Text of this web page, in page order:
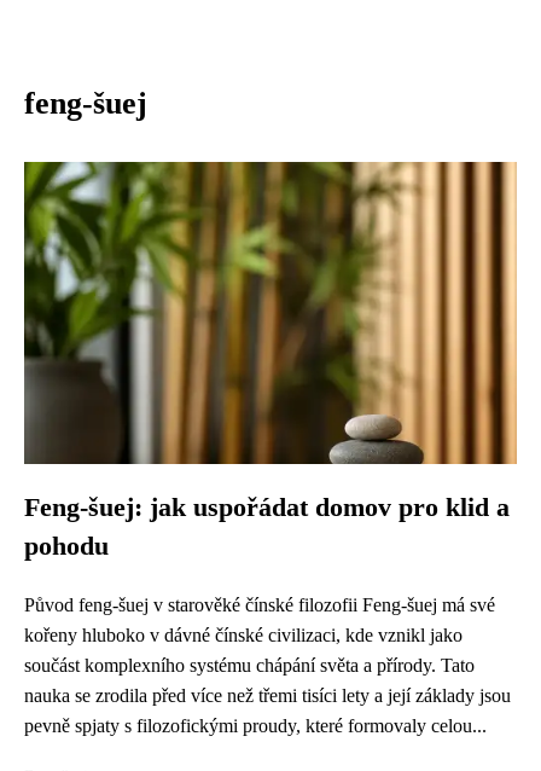
feng-šuej
Feng-šuej: jak uspořádat domov pro klid a
pohodu
Původ feng-šuej v starověké čínské filozofii Feng-šuej má své
kořeny hluboko v dávné čínské civilizaci, kde vznikl jako
součást komplexního systému chápání světa a přírody. Tato
nauka se zrodila před více než třemi tisíci lety a její základy jsou
pevně spjaty s filozofickými proudy, které formovaly celou...